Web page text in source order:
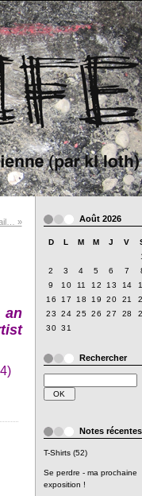
Août 2026
D L M M J V
2
3 4 5 6 7
9
10 11 12 13 14
16
17 18 19 20 21
23
24 25 26 27 28
30 31
Rechercher
Notes récentes
T-Shirts (52)
Se perdre - ma prochaine
exposition !
»